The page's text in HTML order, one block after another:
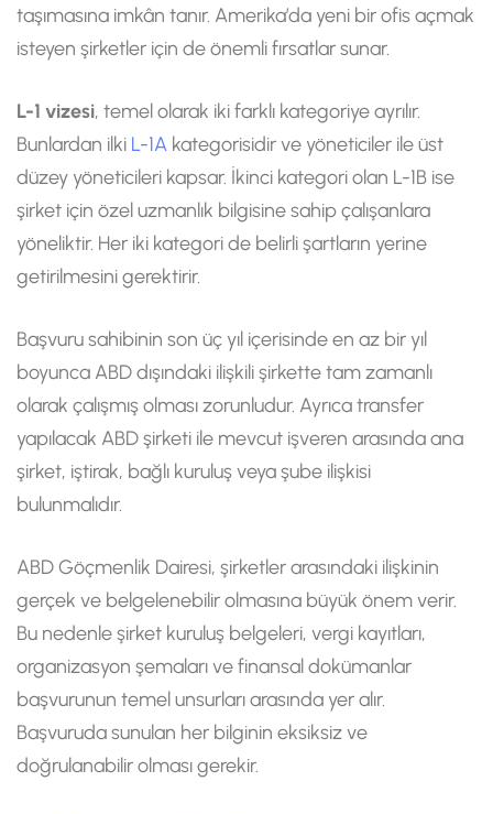
taşımasına imkân tanır. Amerika’da yeni bir ofis açmak
isteyen şirketler için de önemli fırsatlar sunar.
L-1 vizesi, temel olarak iki farklı kategoriye ayrılır.
Bunlardan ilki L-1A kategorisidir ve yöneticiler ile üst
düzey yöneticileri kapsar. İkinci kategori olan L-1B ise
şirket için özel uzmanlık bilgisine sahip çalışanlara
yöneliktir. Her iki kategori de belirli şartların yerine
getirilmesini gerektirir.
Başvuru sahibinin son üç yıl içerisinde en az bir yıl
boyunca ABD dışındaki ilişkili şirkette tam zamanlı
olarak çalışmış olması zorunludur. Ayrıca transfer
yapılacak ABD şirketi ile mevcut işveren arasında ana
şirket, iştirak, bağlı kuruluş veya şube ilişkisi
bulunmalıdır.
ABD Göçmenlik Dairesi, şirketler arasındaki ilişkinin
gerçek ve belgelenebilir olmasına büyük önem verir.
Bu nedenle şirket kuruluş belgeleri, vergi kayıtları,
organizasyon şemaları ve finansal dokümanlar
başvurunun temel unsurları arasında yer alır.
Başvuruda sunulan her bilginin eksiksiz ve
doğrulanabilir olması gerekir.